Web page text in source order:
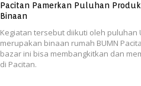
Pacitan Pamerkan Puluhan Produk
Binaan
Kegiatan tersebut diikuti oleh puluhan
merupakan binaan rumah BUMN
bazar ini bisa membangkitkan dan
di Pacitan.